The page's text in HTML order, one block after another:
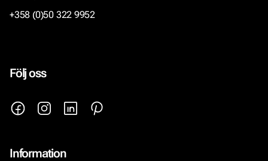
+358 (0)50 322 9952
Följ oss
Information